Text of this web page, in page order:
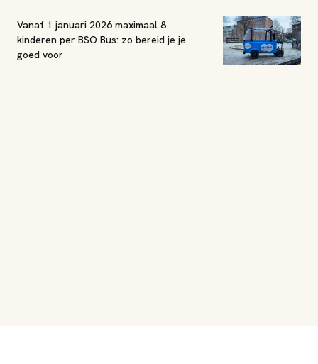
Vanaf 1 januari 2026 maximaal 8
kinderen per BSO Bus: zo bereid je je
goed voor